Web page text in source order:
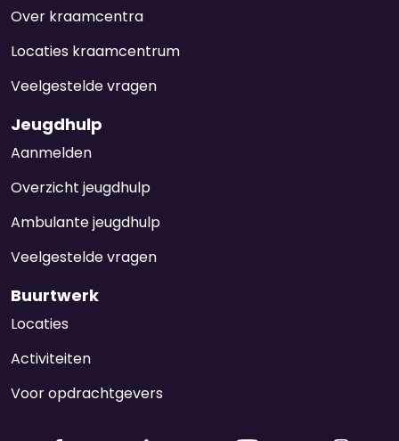
Over kraamcentra
Locaties kraamcentrum
Veelgestelde vragen
Jeugdhulp
Aanmelden
Overzicht jeugdhulp
Ambulante jeugdhulp
Veelgestelde vragen
Buurtwerk
Locaties
Activiteiten
Voor opdrachtgevers